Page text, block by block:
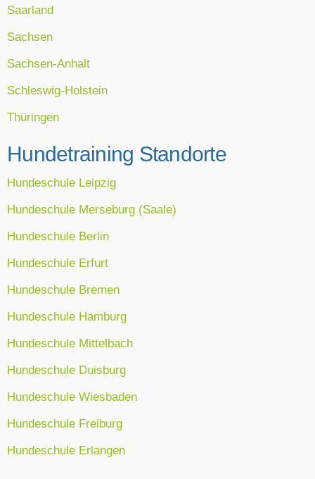
Saarland
Sachsen
Sachsen-Anhalt
Schleswig-Holstein
Thüringen
Hundetraining Standorte
Hundeschule Leipzig
Hundeschule Merseburg (Saale)
Hundeschule Berlin
Hundeschule Erfurt
Hundeschule Bremen
Hundeschule Hamburg
Hundeschule Mittelbach
Hundeschule Duisburg
Hundeschule Wiesbaden
Hundeschule Freiburg
Hundeschule Erlangen